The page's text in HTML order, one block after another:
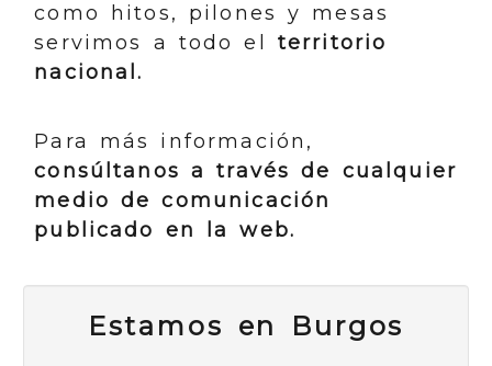
como hitos, pilones y mesas
servimos a todo el territorio
nacional.
Para más información,
consúltanos a través de cualquier
medio de comunicación
publicado en la web.
Estamos en Burgos